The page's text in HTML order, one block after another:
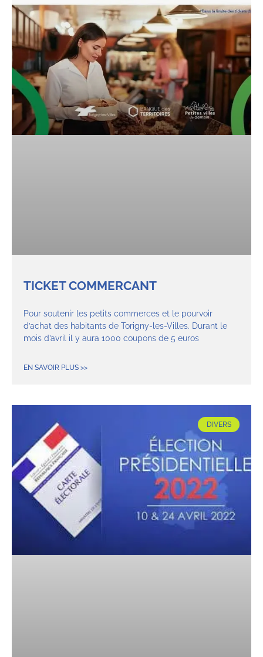
TICKET COMMERCANT
Pour soutenir les petits commerces et le pourvoir
d’achat des habitants de Torigny-les-Villes. Durant le
mois d’avril il y aura 1000 coupons de 5 euros
EN SAVOIR PLUS >>
DIVERS